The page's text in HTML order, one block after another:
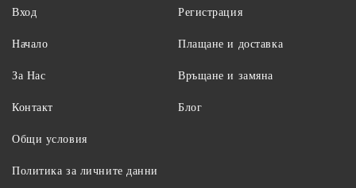
Вход
Начало
За Нас
Контакт
Регистрация
Плащане и доставка
Връщане и замяна
Блог
Общи условия
Политика за личните данни